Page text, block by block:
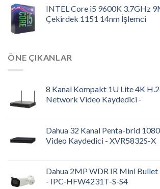
INTEL Core i5 9600K 3.7GHz
Çekirdek 1151 14nm İşlemci
ÖNE ÇIKANLAR
8 Kanal Kompakt 1U Lite 4K
Network Video Kaydedici -
Dahua 32 Kanal Penta-brid
Video Kaydedici - XVR5832S-X
Dahua 2MP WDR IR Mini
- IPC-HFW4231T-S-S4